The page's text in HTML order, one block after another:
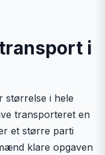
i
størrelse i hele
transporteret en
et større parti
klare opgaven